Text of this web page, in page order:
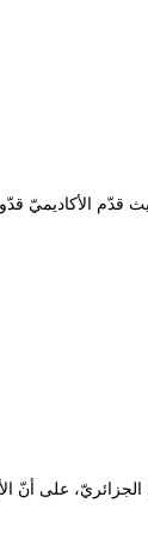
قدّم
على أنّ